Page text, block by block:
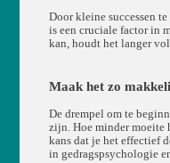
Door kleine successen
is een cruciale factor in
kan, houdt het langer
Maak het zo
De drempel om te
zijn. Hoe minder moeite
kans dat je het effectief
in gedragspsychologie